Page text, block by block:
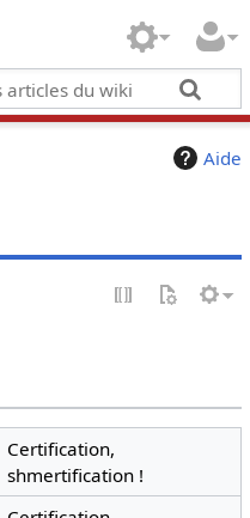
Aide
Certification,
shmertification !